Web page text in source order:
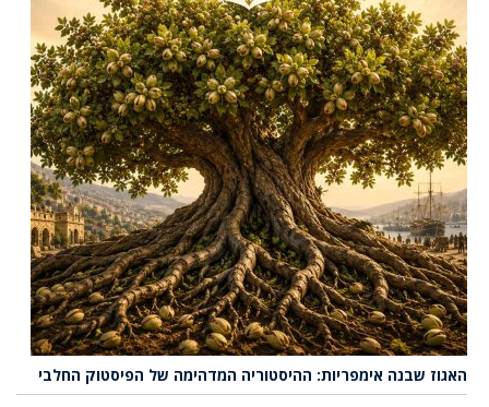
האגוז שבנה אימפריות: ההיסטוריה המדהימה של הפיסטוק החלבי